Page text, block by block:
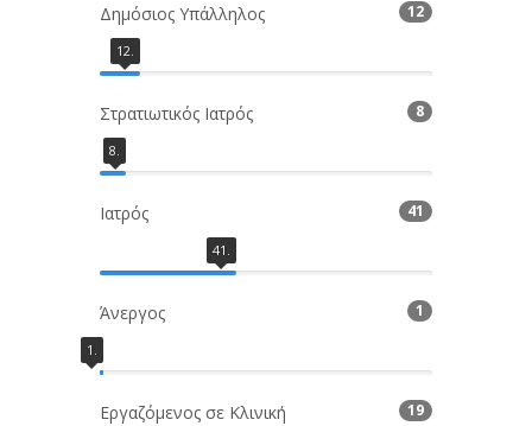
12
Δημόσιος Υπάλληλος
12.
8
Στρατιωτικός Ιατρός
8.
41
Ιατρός
41 .
1
Άνεργος
1 .
19
Εργαζόμενος σε Κλινική